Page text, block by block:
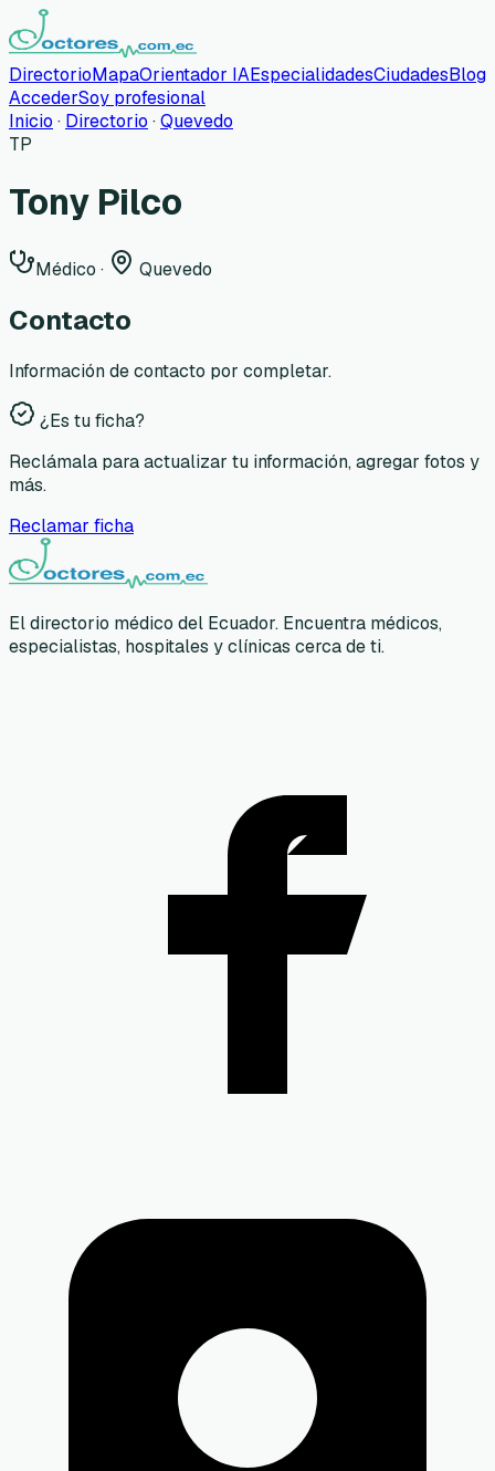
DirectorioMapaOrientador IAEspecialidadesCiudadesBlog
AccederSoy profesional
Inicio · Directorio ·Quevedo
TP
Tony Pilco
Médico · Quevedo
Contacto
Información de contacto por completar.
¿Es tu ficha?
Reclámala para actualizar tu información, agregar fotos y
más.
Reclamar ficha
El directorio médico del Ecuador. Encuentra médicos,
especialistas, hospitales y clínicas cerca de ti.